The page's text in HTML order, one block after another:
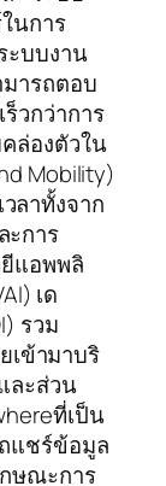
นการ
ะบบงาน
มารถตอบ
วกว่าการ
ล่องตัวใน
Mobility)
ลาทั้งจาก
การ
แอพพลิ
เด
รวม
เข้ามาบริ
ละส่วน
ที่เป็น
แชร์ข้อมูล
ษณะการ